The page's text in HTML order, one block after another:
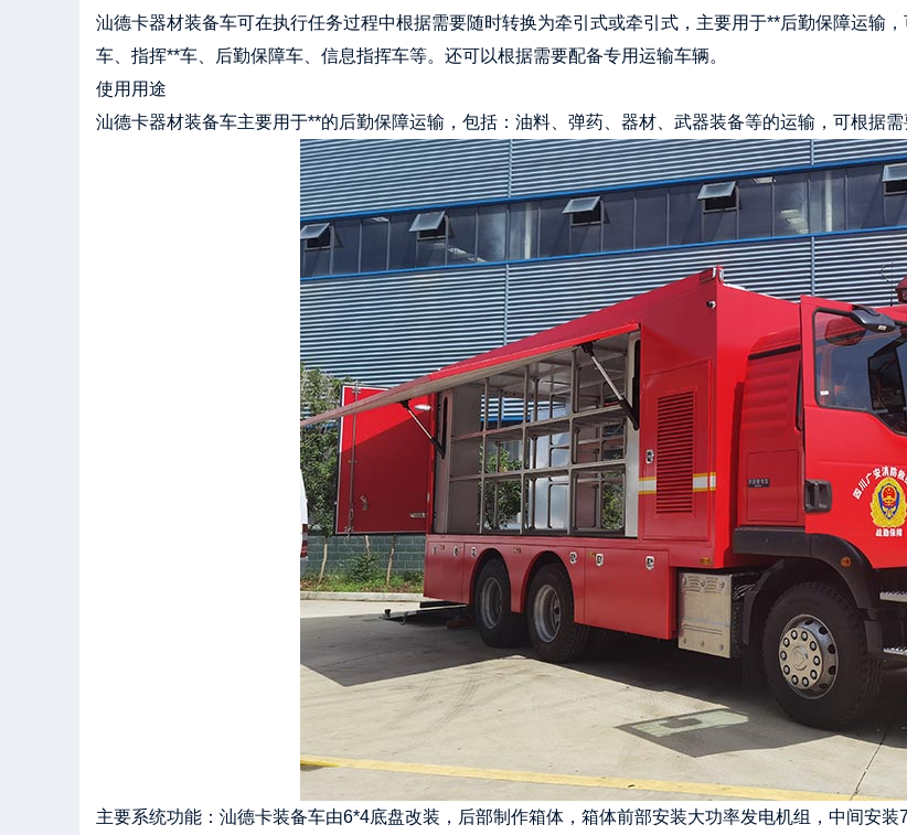
汕德卡器材装备车可在执行任务过程中根据需要随时转换为牵引式或牵引式，主要用于**后勤保障运输
车、指挥**车、后勤保障车、信息指挥车等。还可以根据需要配备专用运输车辆。
使用用途
汕德卡器材装备车主要用于**的后勤保障运输，包括：油料、弹药、器材、武器装备等的运输，可根据
主要系统功能：汕德卡装备车由6*4底盘改装，后部制作箱体，箱体前部安装大功率发电机组，中间安